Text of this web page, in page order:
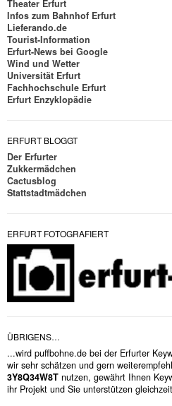
Theater Erfurt
Infos zum Bahnhof Erfurt
Lieferando.de
Tourist-Information
Erfurt-News bei Google
Wind und Wetter
Universität Erfurt
Fachhochschule Erfurt
Erfurt Enzyklopädie
ERFURT BLOGGT
Der Erfurter
Zukkermädchen
Cactusblog
Stattstadtmädchen
ERFURT FOTOGRAFIERT
ÜBRIGENS…
...wird puffbohne.de bei der Erfurter
wir sehr schätzen und gern
3Y8Q34W8T nutzen, gewährt Ihnen
ihr Projekt und Sie unterstützen